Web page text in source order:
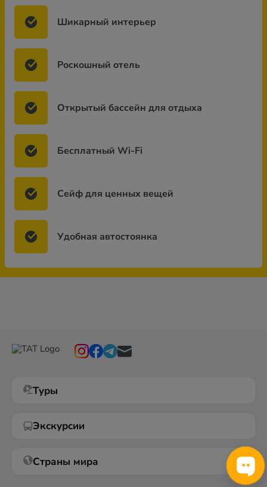
Шикарный интерьер
Роскошный отель
Открытый бассейн для отдыха
Бесплатный Wi-Fi
Сейф для ценных вещей
Удобная автостоянка
Туры
Экскурсии
Страны мира